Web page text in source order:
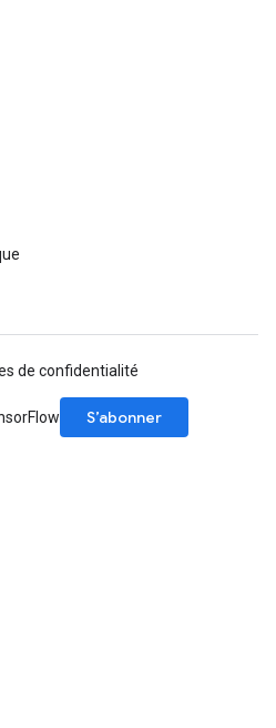
de confidentialité
S’abonner